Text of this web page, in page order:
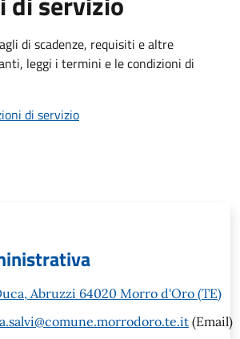
di scadenze, requisiti e altre
leggi i termini e le condizioni di
di servizio
Abruzzi 64020 Morro d'Oro (TE)
(Email)